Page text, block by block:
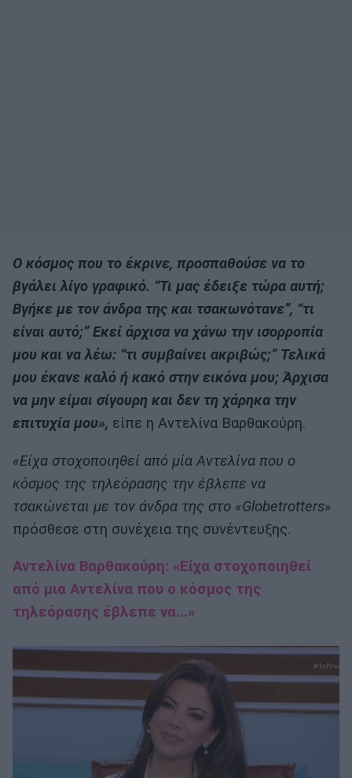
Ο κόσμος που το έκρινε, προσπαθούσε να το
βγάλει λίγο γραφικό. “Τι μας έδειξε τώρα αυτή;
Βγήκε με τον άνδρα της και τσακωνότανε”, “τι
είναι αυτό;” Εκεί άρχισα να χάνω την ισορροπία
μου και να λέω: “τι συμβαίνει ακριβώς;” Τελικά
μου έκανε καλό ή κακό στην εικόνα μου; Άρχισα
να μην είμαι σίγουρη και δεν τη χάρηκα την
επιτυχία μου», είπε η Αντελίνα Βαρθακούρη.
«Είχα στοχοποιηθεί από μία Αντελίνα που ο
κόσμος της τηλεόρασης την έβλεπε να
τσακώνεται με τον άνδρα της στο «Globetrotters»
πρόσθεσε στη συνέχεια της συνέντευξης.
Αντελίνα Βαρθακούρη: «Είχα στοχοποιηθεί
από μια Αντελίνα που ο κόσμος της
τηλεόρασης έβλεπε να...»